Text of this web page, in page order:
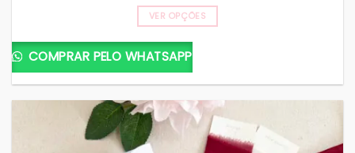
VER OPÇÕES
COMPRAR PELO WHATSAPP